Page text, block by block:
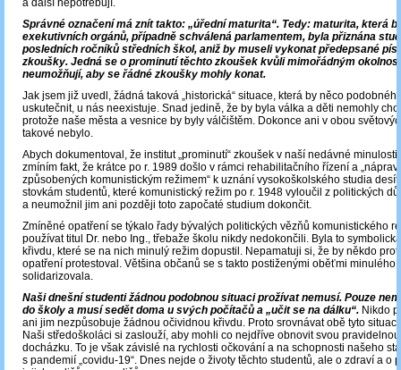
a další nepotřebují.
Správné označení má znít takto: „úřední maturita“. Tedy: maturita, která
exekutivních orgánů, případně schválená parlamentem, byla přiznána
posledních ročníků středních škol, aniž by museli vykonat předepsané
zkoušky. Jedná se o prominutí těchto zkoušek kvůli mimořádným
neumožňují, aby se řádné zkoušky mohly konat.
Jak jsem již uvedl, žádná taková „historická“ situace, která by něco
uskutečnit, u nás neexistuje. Snad jedině, že by byla válka a děti nemohly
protože naše města a vesnice by byly válčištěm. Dokonce ani v obou
takové nebylo.
Abych dokumentoval, že institut „prominutí“ zkoušek v naší nedávné
zmíním fakt, že krátce po r. 1989 došlo v rámci rehabilitačního řízení a
způsobených komunistickým režimem“ k uznání vysokoškolského studia
stovkám studentů, které komunistický režim po r. 1948 vyloučil z politických
a neumožnil jim ani později toto započaté studium dokončit.
Zmíněné opatření se týkalo řady bývalých politických vězňů komunistického
používat titul Dr. nebo Ing., třebaže školu nikdy nedokončili. Byla to
křivdu, které se na nich minulý režim dopustil. Nepamatuji si, že by někdo
opatření protestoval. Většina občanů se s takto postiženými oběťmi minulého
solidarizovala.
Naši dnešní studenti žádnou podobnou situaci prožívat nemusí. Pouze
do školy a musí sedět doma u svých počítačů a „učit se na dálku“. Nikdo
ani jim nezpůsobuje žádnou očividnou křivdu. Proto srovnávat obě tyto
Naši středoškoláci si zaslouží, aby mohli co nejdříve obnovit svou
docházku. To je však závislé na rychlosti očkování a na schopnosti našeho
s pandemií „covidu-19“. Dnes nejde o životy těchto studentů, ale o zdraví a o